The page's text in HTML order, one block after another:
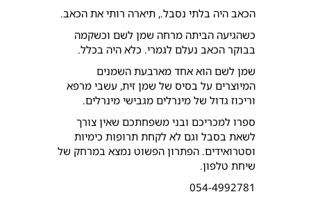
הכאב היה בלתי נסבל., תיארה רותי את הכאב.
כשהגיעה הביתה מרחה שמן לשם וכשקמה
בבוקר הכאב נעלם לגמרי. כלא היה בכלל.
שמן לשם הוא אחד מארבעת השמנים
המיוצרים על בסיס של שמן זית, עשבי מרפא
וריכוז גדול של מינרלים מגבישי מינרלים.
ספרו למכריכם ובני משפחתכם שאין צורך
לשאת בסבל וגם לא לקחת תרופות כימיות
וסטרואידים. הפתרון הפשוט נמצא במרחק של
שיחת טלפון.
054-4992781